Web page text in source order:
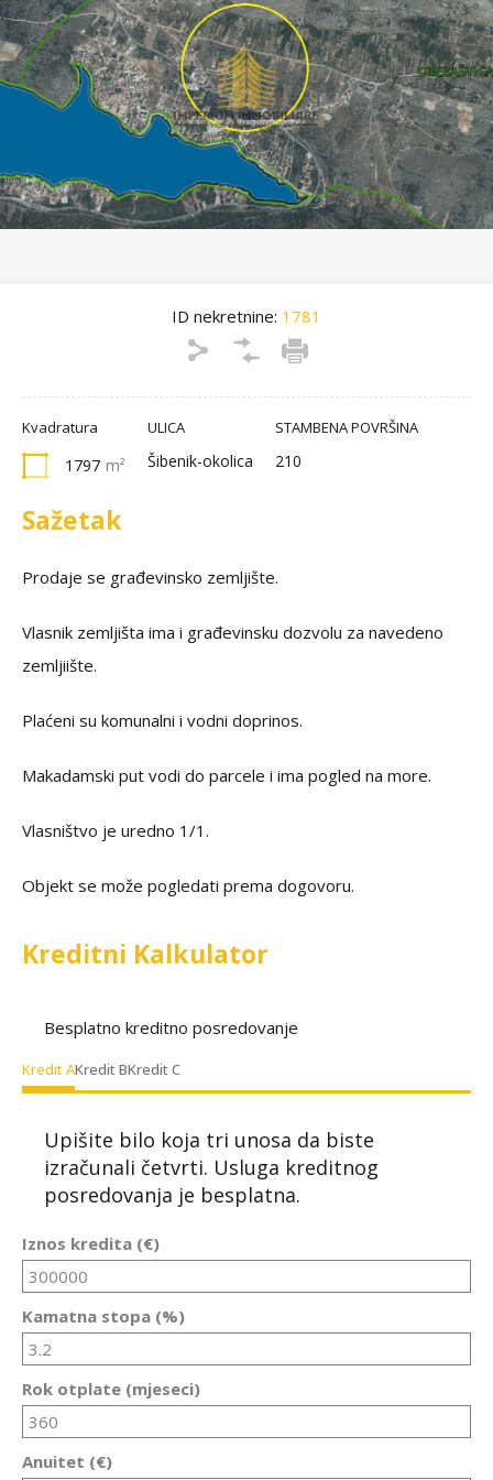
ID nekretnine: 1781
Kvadratura
1797 m²
ULICA
Šibenik-okolica
STAMBENA POVRŠINA
210
Sažetak
Prodaje se građevinsko zemljište.
Vlasnik zemljišta ima i građevinsku dozvolu za navedeno
zemljiište.
Plaćeni su komunalni i vodni doprinos.
Makadamski put vodi do parcele i ima pogled na more.
Vlasništvo je uredno 1/1.
Objekt se može pogledati prema dogovoru.
Kreditni Kalkulator
Besplatno kreditno posredovanje
Kredit AKredit BKredit C
Upišite bilo koja tri unosa da biste
izračunali četvrti. Usluga kreditnog
posredovanja je besplatna.
Iznos kredita (€)
Kamatna stopa (%)
Rok otplate (mjeseci)
Anuitet (€)